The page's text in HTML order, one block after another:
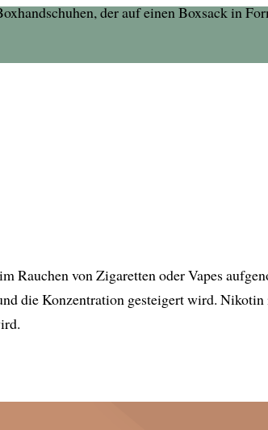
Rauchen von Zigaretten oder Vapes
die Konzentration gesteigert wird.